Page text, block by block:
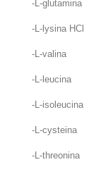
-L-glutamina
-L-lysina HCl
-L-valina
-L-leucina
-L-isoleucina
-L-cysteina
-L-threonina